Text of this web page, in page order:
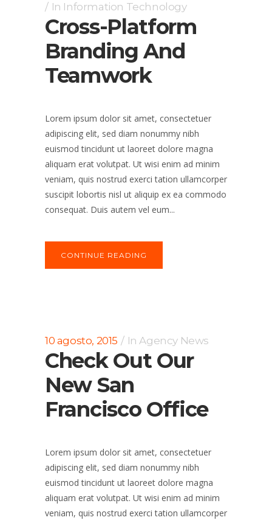
In Information Technology
Cross-Platform
Branding And
Teamwork
Lorem ipsum dolor sit amet, consectetuer
adipiscing elit, sed diam nonummy nibh
euismod tincidunt ut laoreet dolore magna
aliquam erat volutpat. Ut wisi enim ad minim
veniam, quis nostrud exerci tation ullamcorper
suscipit lobortis nisl ut aliquip ex ea commodo
consequat. Duis autem vel eum...
CONTINUE READING
10 agosto, 2015 InAgency News
Check Out Our
New San
Francisco Office
Lorem ipsum dolor sit amet, consectetuer
adipiscing elit, sed diam nonummy nibh
euismod tincidunt ut laoreet dolore magna
aliquam erat volutpat. Ut wisi enim ad minim
veniam, quis nostrud exerci tation ullamcorper